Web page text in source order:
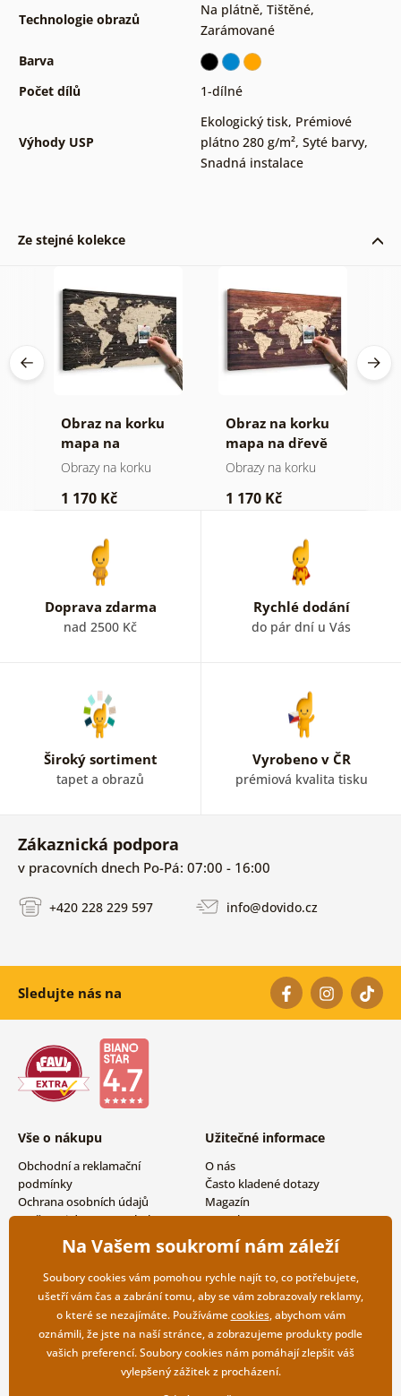
Technologie obrazů
Na plátně, Tištěné,
Zarámované
Barva
Počet dílů
1-dílné
Výhody USP
Ekologický tisk, Prémiové
plátno 280 g/m², Syté barvy,
Snadná instalace
Ze stejné kolekce
Obraz na korku
mapa na
dřevěném pozadí
Obrazy na korku
1 170 Kč
Obraz na korku
mapa na dřevě
Obrazy na korku
1 170 Kč
Doprava zdarma
nad 2500 Kč
Rychlé dodání
do pár dní u Vás
Široký sortiment
tapet a obrazů
Vyrobeno v ČR
prémiová kvalita tisku
Zákaznická podpora
v pracovních dnech Po-Pá: 07:00 - 16:00
+420 228 229 597 info@dovido.cz
Sledujte nás na
Vše o nákupu
Obchodní a reklamační
podmínky
Ochrana osobních údajů
Možnosti dopravy a platby
Vrácení zboží
Užitečné informace
O nás
Často kladené dotazy
Magazín
Kontakty
Velkoobchodní spolupráce
Na Vašem soukromí nám záleží
Soubory cookies vám pomohou rychle najít to, co potřebujete,
ušetří vám čas a zabrání tomu, aby se vám zobrazovaly reklamy,
o které se nezajímáte. Používámecookies, abychom vám
oznámili, že jste na naší stránce, a zobrazujeme produkty podle
vašich preferencí. Soubory cookies nám pomáhají zlepšit váš
vylepšený zážitek z procházení.